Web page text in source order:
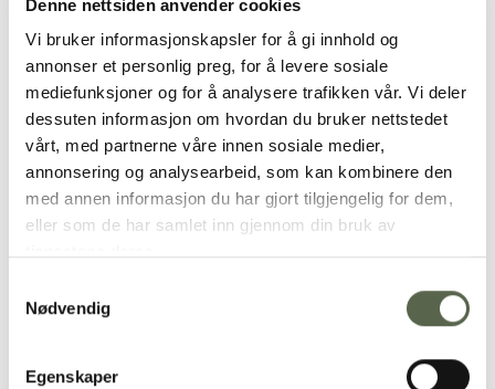
Denne nettsiden anvender cookies
Vi bruker informasjonskapsler for å gi innhold og
annonser et personlig preg, for å levere sosiale
mediefunksjoner og for å analysere trafikken vår. Vi deler
dessuten informasjon om hvordan du bruker nettstedet
vårt, med partnerne våre innen sosiale medier,
annonsering og analysearbeid, som kan kombinere den
med annen informasjon du har gjort tilgjengelig for dem,
eller som de har samlet inn gjennom din bruk av
Nødvendig
Egenskaper
RAUS Box is handmade in ceramic and glazed on
the outside with a matt glaze, and glossy glaze on
the inside. It takes 7 days from the time a new box
is cast until it has gone through all the processes in
surfaces, raw firing, glazing and glaze firing.
The box is practical for storage on the kitchen